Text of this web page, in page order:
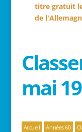
titre gratuit
de
mai
Accueil Années 60